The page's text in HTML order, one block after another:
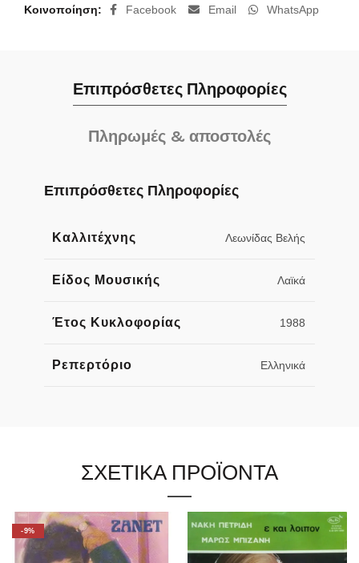
Κοινοποίηση Facebook Email WhatsApp
Επιπρόσθετες Πληροφορίες
Πληρωμές & αποστολές
Επιπρόσθετες Πληροφορίες
Καλλιτέχνης Λεωνίδας Βελής
Είδος Μουσικής Λαϊκά
Έτος Κυκλοφορίας 1988
Ρεπερτόριο Ελληνικά
ΣΧΕΤΙΚΑ ΠΡΟΪΟΝΤΑ
-9%